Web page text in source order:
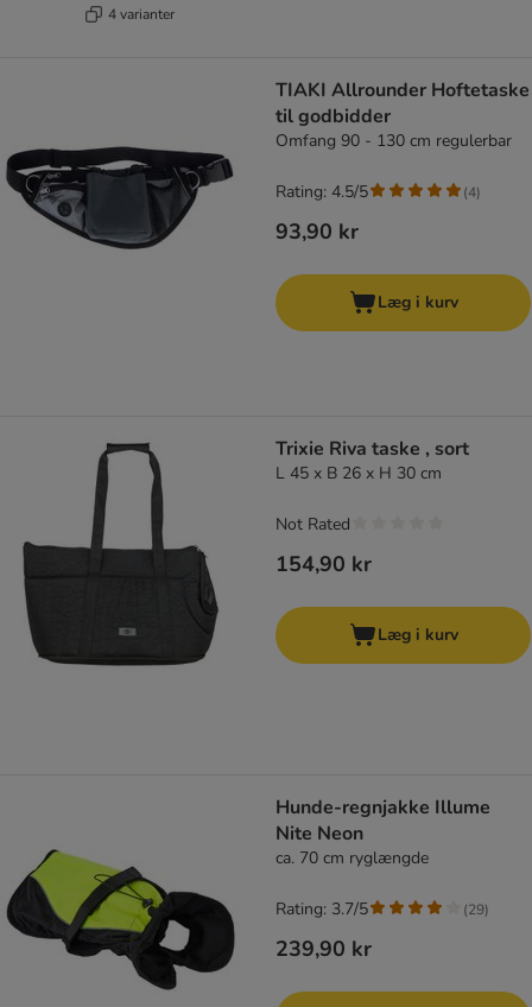
4 varianter
TIAKI Allrounder Hoftetaske
til godbidder
Omfang 90 - 130 cm regulerbar
93,90 kr
Rating: 4.5/5 (4)
Læg i kurv
Trixie Riva taske , sort
L 45 x B 26 x H 30 cm
154,90 kr
Not Rated
Læg i kurv
Hunde-regnjakke Illume
Nite Neon
ca. 70 cm ryglængde
239,90 kr
Rating: 3.7/5 (29)